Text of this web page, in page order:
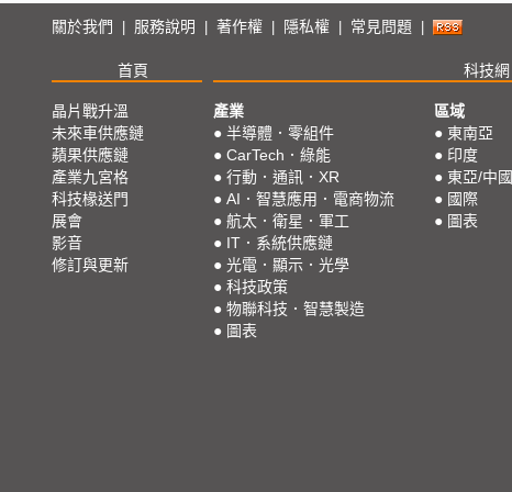
關於我們 服務說明 著作權 隱私權 常見問題
首頁 科技網
晶片戰升溫
未來車供應鏈
蘋果供應鏈
產業九宮格
科技椽送門
展會
影音
修訂與更新
產業
● 半導體．零組件
● CarTech．綠能
● 行動．通訊．XR
● AI．智慧應用．電商物流
● 航太．衛星．軍工
● IT．系統供應鏈
● 光電．顯示．光學
● 科技政策
● 物聯科技．智慧製造
● 圖表
區域
● 東南亞
● 印度
● 東亞/中國
● 國際
● 圖表